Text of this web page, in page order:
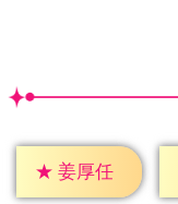
★ 姜厚任